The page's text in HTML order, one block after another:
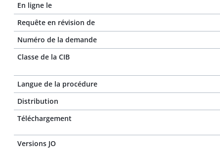
En ligne le
Requête en révision de
Numéro de la demande
Classe de la CIB
Langue de la procédure
Distribution
Téléchargement
Versions JO